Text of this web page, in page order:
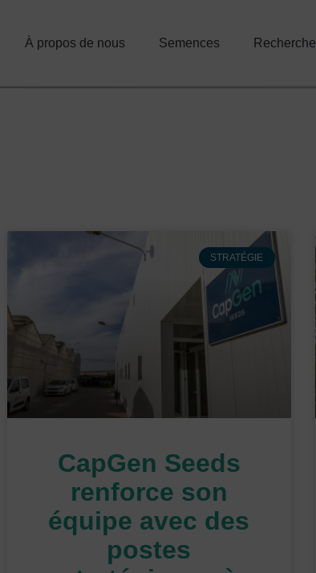
À propos de nous Semences Recherche
STRATÉGIE
CapGen Seeds
renforce son
équipe avec des
postes